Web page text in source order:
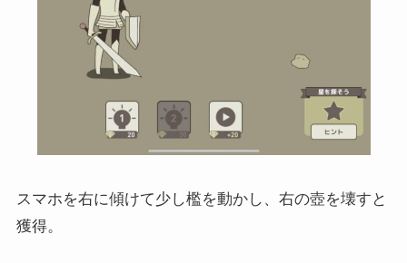
スマホを右に傾けて少し檻を動かし、右の壺を壊すと
獲得。